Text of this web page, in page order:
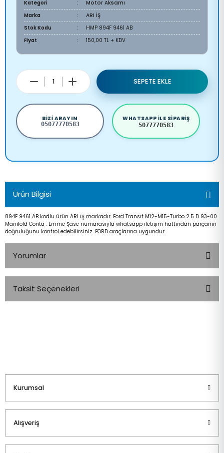
Kategori
Motor Aksamı
Marka
ARI İŞ
Stok Kodu
HMP 894F 9461 AB
Fiyat
150,00 TL + KDV
SEPETE EKLE
BIZI ARAYIN
05077770583
WHATSAPP ILE SIPARIŞ
5077770583
Ürün Bilgisi
894F 9461 AB kodlu ürün ARI İŞ markadır. Ford Transıt M12-M15-Turbo 2.5 D 93-00
Manifold Conta : Emme Şase numarasıyla whatsapp iletişim hattından parçanın
doğruluğunu kontrol edebilirsiniz. FORD araçlarına uygundur.
Yorumlar
Taksit Seçenekleri
Kurumsal
Alışveriş